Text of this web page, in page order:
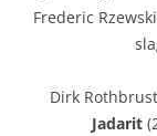
Frederic
Dirk
Jadarit